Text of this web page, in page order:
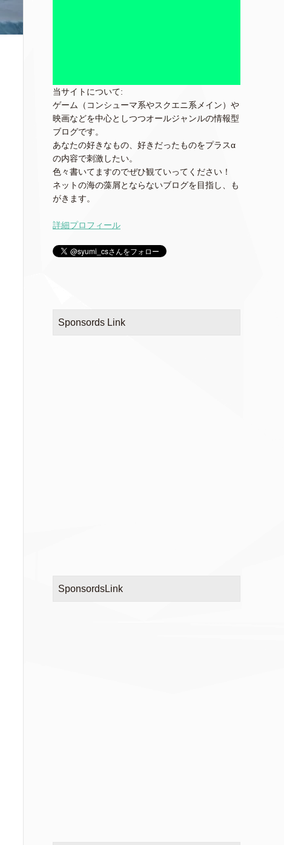
当サイトについて:
ゲーム（コンシューマ系やスクエニ系メイン）や
映画などを中心としつつオールジャンルの情報型
ブログです。
あなたの好きなもの、好きだったものをプラスα
の内容で刺激したい。
色々書いてますのでぜひ観ていってください！
ネットの海の藻屑とならないブログを目指し、も
がきます。
詳細プロフィール
Sponsords Link
SponsordsLink